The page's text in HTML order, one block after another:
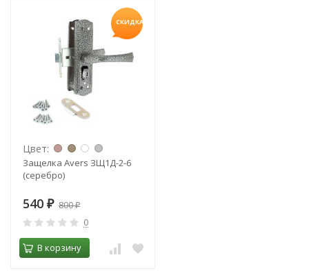
СКИДКА!
Цвет:
Защелка Avers ЗЩ1Д-2-6
(серебро)
540 ₽ 800₽
0
В корзину